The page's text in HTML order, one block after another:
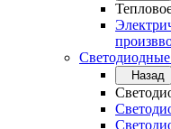
Назад